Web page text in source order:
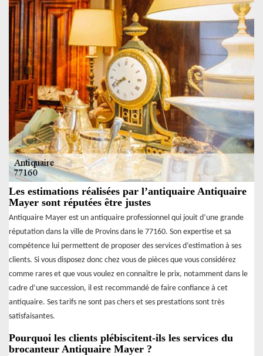
Les estimations réalisées par l’antiquaire Antiquaire
Mayer sont réputées être justes
Antiquaire Mayer est un antiquaire professionnel qui jouit d’une grande
réputation dans la ville de Provins dans le 77160. Son expertise et sa
compétence lui permettent de proposer des services d’estimation à ses
clients. Si vous disposez donc chez vous de pièces que vous considérez
comme rares et que vous voulez en connaître le prix, notamment dans le
cadre d’une succession, il est recommandé de faire confiance à cet
antiquaire. Ses tarifs ne sont pas chers et ses prestations sont très
satisfaisantes.
Pourquoi les clients plébiscitent-ils les services du
brocanteur Antiquaire Mayer ?